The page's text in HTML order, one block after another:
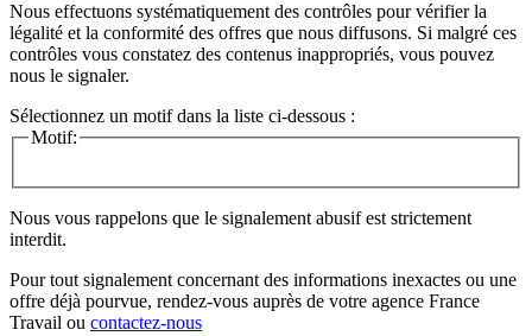
Nous effectuons systématiquement des contrôles pour vérifier la
légalité et la conformité des offres que nous diffusons. Si malgré ces
contrôles vous constatez des contenus inappropriés, vous pouvez
nous le signaler.
Sélectionnez un motif dans la liste ci-dessous :
Motif:
Nous vous rappelons que le signalement abusif est strictement
interdit.
Pour tout signalement concernant des informations inexactes ou une
offre déjà pourvue, rendez-vous auprès de votre agence France
Travail ou contactez-nous